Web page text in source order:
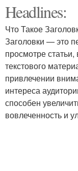
Headlines:
Что Такое
Заголовки — это
просмотре
текстового
привлечении
интереса
способен
вовлеченность и